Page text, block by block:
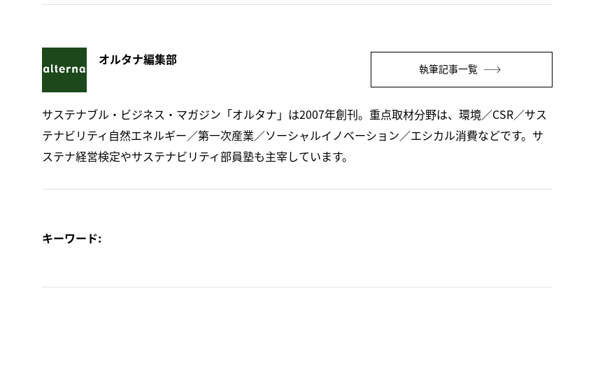
オルタナ編集部
執筆記事一覧
サステナブル・ビジネス・マガジン「オルタナ」は2007年創刊。重点取材分野は、環境／CSR／サス
テナビリティ自然エネルギー／第一次産業／ソーシャルイノベーション／エシカル消費などです。サ
ステナ経営検定やサステナビリティ部員塾も主宰しています。
キーワード: